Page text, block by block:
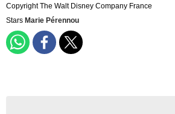
Copyright The Walt Disney Company France
Stars Marie Pérennou